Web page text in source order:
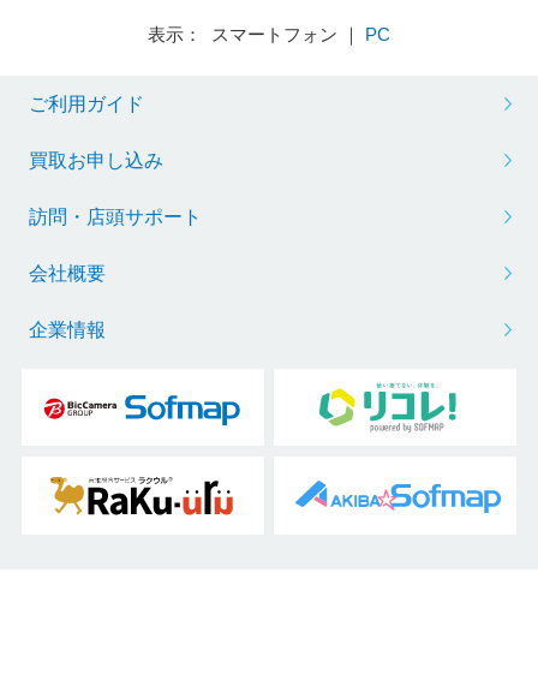
表示： スマートフォン ｜ PC
ご利用ガイド
買取お申し込み
訪問・店頭サポート
会社概要
企業情報